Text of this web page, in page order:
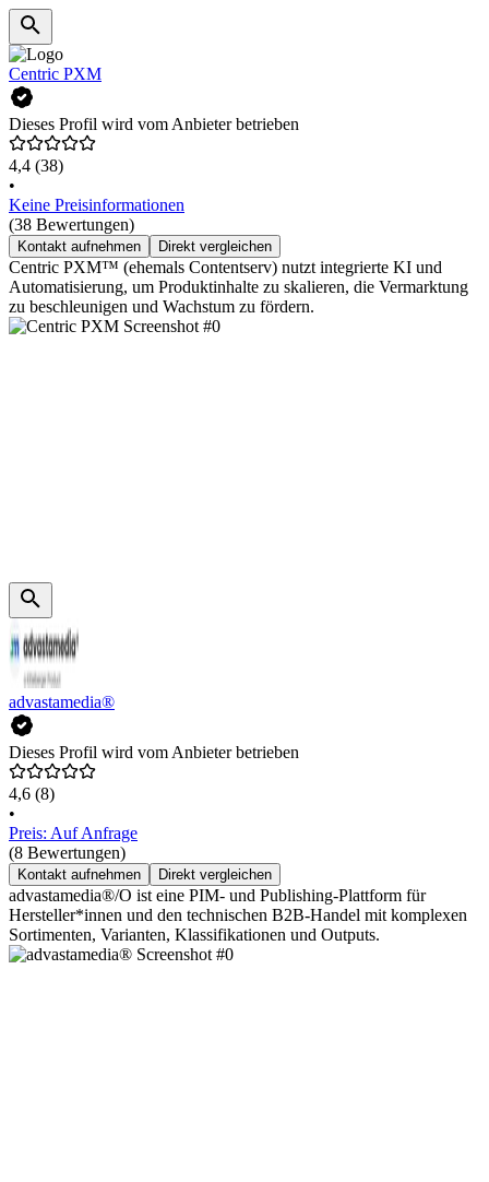
Centric PXM
Dieses Profil wird vom Anbieter betrieben
4,4 (38)
•
Keine Preisinformationen
(38 Bewertungen)
Kontakt aufnehmen Direkt vergleichen
Centric PXM™ (ehemals Contentserv) nutzt integrierte KI und
Automatisierung, um Produktinhalte zu skalieren, die Vermarktung
zu beschleunigen und Wachstum zu fördern.
advastamedia®
Dieses Profil wird vom Anbieter betrieben
4,6 (8)
•
Preis: Auf Anfrage
(8 Bewertungen)
Kontakt aufnehmen Direkt vergleichen
advastamedia®/O ist eine PIM- und Publishing-Plattform für
Hersteller*innen und den technischen B2B-Handel mit komplexen
Sortimenten, Varianten, Klassifikationen und Outputs.